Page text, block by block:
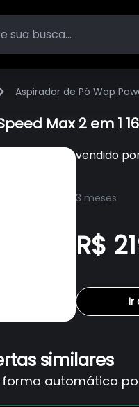
Aspirador de Pó Wap
Max 2 em 1
vendido
3 meses
R$
Ir
similares
automática